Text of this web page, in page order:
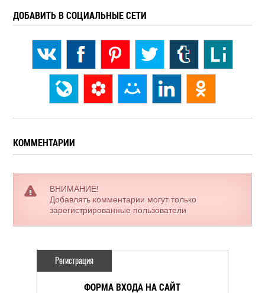
ДОБАВИТЬ В СОЦИАЛЬНЫЕ СЕТИ
КОММЕНТАРИИ
ВНИМАНИЕ!
Добавлять комментарии могут только
зарегистрированные пользователи
Регистрация
ФОРМА ВХОДА НА САЙТ